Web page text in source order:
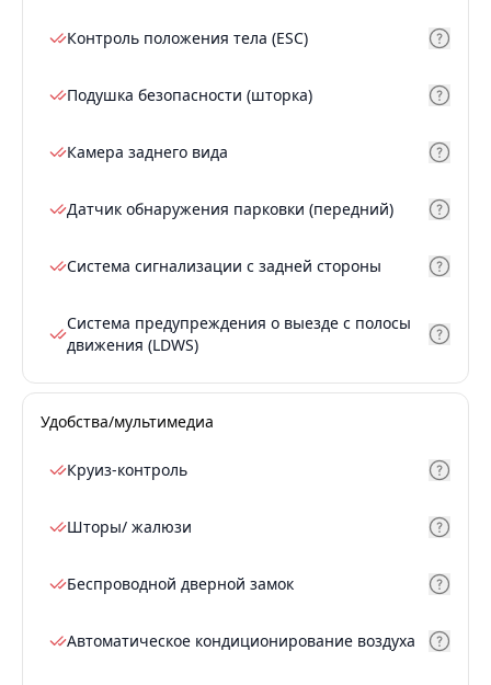
Контроль положения тела (ESC)
Подушка безопасности (шторка)
Камера заднего вида
Датчик обнаружения парковки (передний)
Система сигнализации с задней стороны
Система предупреждения о выезде с полосы
движения (LDWS)
Удобства/мультимедиа
Круиз-контроль
Шторы/ жалюзи
Беспроводной дверной замок
Автоматическое кондиционирование воздуха